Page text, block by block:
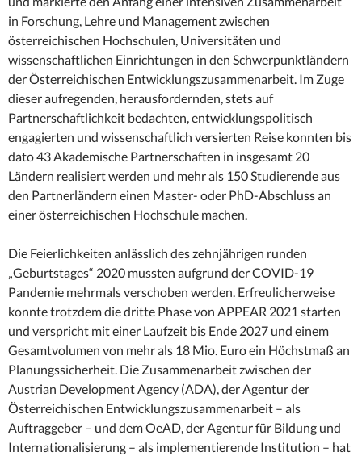
in Forschung, Lehre und Management zwischen
österreichischen Hochschulen, Universitäten und
wissenschaftlichen Einrichtungen in den Schwerpunktländern
der Österreichischen Entwicklungszusammenarbeit. Im Zuge
dieser aufregenden, herausfordernden, stets auf
Partnerschaftlichkeit bedachten, entwicklungspolitisch
engagierten und wissenschaftlich versierten Reise konnten bis
dato 43 Akademische Partnerschaften in insgesamt 20
Ländern realisiert werden und mehr als 150 Studierende aus
den Partnerländern einen Master- oder PhD-Abschluss an
einer österreichischen Hochschule machen.
Die Feierlichkeiten anlässlich des zehnjährigen runden
„Geburtstages“ 2020 mussten aufgrund der COVID-19
Pandemie mehrmals verschoben werden. Erfreulicherweise
konnte trotzdem die dritte Phase von APPEAR 2021 starten
und verspricht mit einer Laufzeit bis Ende 2027 und einem
Gesamtvolumen von mehr als 18 Mio. Euro ein Höchstmaß an
Planungssicherheit. Die Zusammenarbeit zwischen der
Austrian Development Agency (ADA), der Agentur der
Österreichischen Entwicklungszusammenarbeit – als
Auftraggeber – und dem OeAD, der Agentur für Bildung und
Internationalisierung – als implementierende Institution – hat